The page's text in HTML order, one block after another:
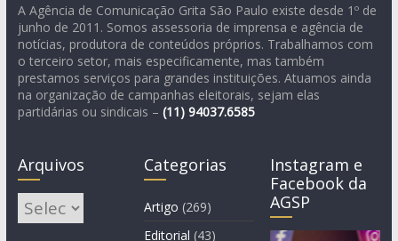
A Agência de Comunicação Grita São Paulo existe desde 1º de
junho de 2011. Somos assessoria de imprensa e agência de
notícias, produtora de conteúdos próprios. Trabalhamos com
o terceiro setor, mais especificamente, mas também
prestamos serviços para grandes instituições. Atuamos ainda
na organização de campanhas eleitorais, sejam elas
partidárias ou sindicais – (11) 94037.6585
Arquivos
Arquivos
Categorias
Artigo (269)
Editorial (43)
Instagram e
Facebook da
AGSP